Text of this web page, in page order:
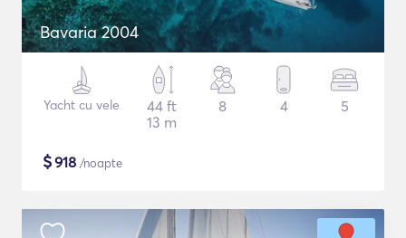
Bavaria 2004
Yacht cu vele
44 ft
13 m
8 4 5
$918 /noapte